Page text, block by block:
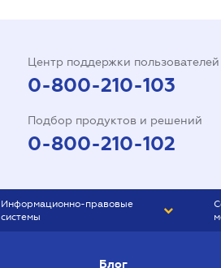
Центр поддержки пользователей
0-800-210-103
Подбор продуктов и решений
0-800-210-102
Информационно-правовые
системы
Блог